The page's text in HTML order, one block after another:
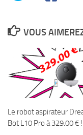
VOUS
Le robot aspirateur
Bot L10 Pro à 329.00 €